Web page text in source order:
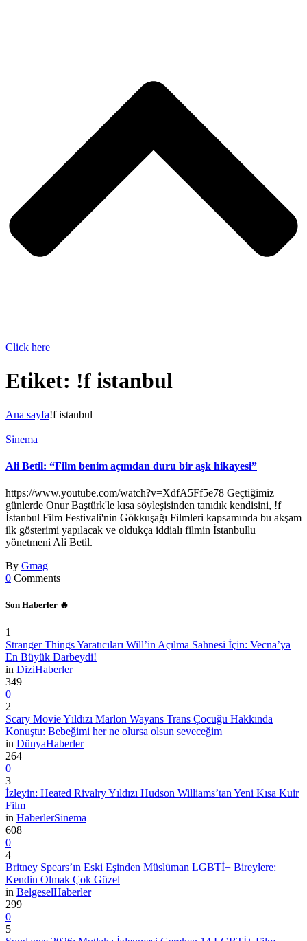
Click here
Etiket: !f istanbul
Ana sayfa!f istanbul
Sinema
Ali Betil: “Film benim açımdan duru bir aşk hikayesi”
https://www.youtube.com/watch?v=XdfA5Ff5e78 Geçtiğimiz
günlerde Onur Baştürk'le kısa söyleşisinden tanıdık kendisini, !f
İstanbul Film Festivali'nin Gökkuşağı Filmleri kapsamında bu akşam
ilk gösterimi yapılacak ve oldukça iddialı filmin İstanbullu
yönetmeni Ali Betil.
By Gmag
0 Comments
Son Haberler 🔥
1
Stranger Things Yaratıcıları Will’in Açılma Sahnesi İçin: Vecna’ya
En Büyük Darbeydi!
in DiziHaberler
349
0
2
Scary Movie Yıldızı Marlon Wayans Trans Çocuğu Hakkında
Konuştu: Bebeğimi her ne olursa olsun seveceğim
in DünyaHaberler
264
0
3
İzleyin: Heated Rivalry Yıldızı Hudson Williams’tan Yeni Kısa Kuir
Film
in HaberlerSinema
608
0
4
Britney Spears’ın Eski Eşinden Müslüman LGBTİ+ Bireylere:
Kendin Olmak Çok Güzel
in BelgeselHaberler
299
0
5